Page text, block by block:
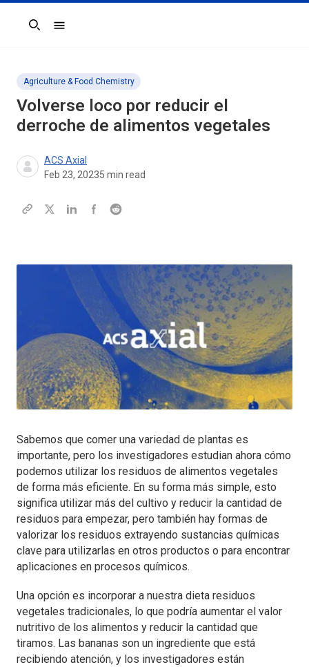
Search
Agriculture & Food Chemistry
Volverse loco por reducir el
derroche de alimentos vegetales
ACS Axial
Feb 23, 20235 min read
Sabemos que comer una variedad de plantas es
importante, pero los investigadores estudian ahora cómo
podemos utilizar los residuos de alimentos vegetales
de forma más eficiente. En su forma más simple, esto
significa utilizar más del cultivo y reducir la cantidad de
residuos para empezar, pero también hay formas de
valorizar los residuos extrayendo sustancias químicas
clave para utilizarlas en otros productos o para encontrar
aplicaciones en procesos químicos.
Una opción es incorporar a nuestra dieta residuos
vegetales tradicionales, lo que podría aumentar el valor
nutritivo de los alimentos y reducir la cantidad que
tiramos. Las bananas son un ingrediente que está
recibiendo atención, y los investigadores están